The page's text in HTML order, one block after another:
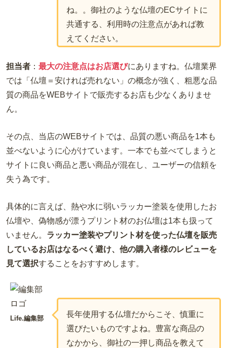
ね。。御社のような仏壇のECサイトに
共通する、利用時の注意点があれば教
えてください。
担当者 ： 最大の注意点はお店選びにありますね。仏壇業界
では「仏壇＝安ければ売れない」の概念が強く、粗悪な品
質の商品をWEBサイトで販売するお店も少なくありませ
ん。
その点、当店のWEBサイトでは、品質の悪い商品を1本も
並べないように心がけています。一本でも並べてしまうと
サイトに良い商品と悪い商品が混在し、ユーザーの信頼を
失う為です。
具体的に言えば、熱や水に弱いラッカー塗装を使用したお
仏壇や、偽物感が漂うプリント材のお仏壇は1本も扱って
いません。 ラッカー塗装やプリント材を使った仏壇を販売
しているお店はなるべく避け、他の購入者様のレビューを
見て選択することをおすすめします。
Life.編集部
長年使用する仏壇だからこそ、慎重に
選びたいものですよね。豊富な商品の
なかから、御社の一押し商品を教えて